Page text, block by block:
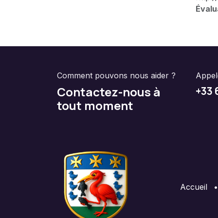
Comment pouvons nous aider ?
Contactez-nous à
tout moment
+33
Accueil •